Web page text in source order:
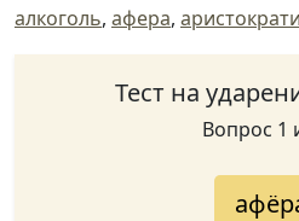
алкоголь, афера,
Тест на
Вопрос 1